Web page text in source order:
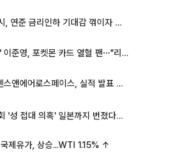
뉴욕증시, 연준 금리인하 기대감 꺾이자 상승...S&P500 사상 최고치 [종합]
'차쥐뿔' 이준영, 포켓몬 카드 열혈 팬⋯"리셀러 처단할 것"
LIG디펜스앤에어로스페이스, 실적 발표 후 급락→반등⋯증권가 “28년까지 튼튼”
축구협회 '성 접대 의혹' 일본까지 번졌다…日 심판 실명 공개
국제유가, 상승...WTI 1.15% ↑